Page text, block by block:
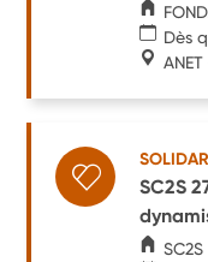
Dès
ANET
SC2S